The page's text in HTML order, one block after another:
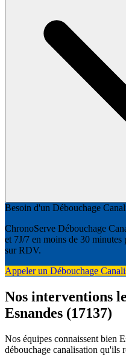
Besoin d'un Débouchage
ChronoServe Débouchage
et 7J/7 en moins de 30
sur RDV.
Appeler un Débouchage
Nos interventions
Esnandes (17137)
Nos équipes connaissent bien
débouchage canalisation qu'ils